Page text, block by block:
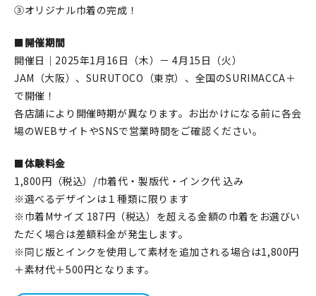
③オリジナル巾着の完成！
■開催期間
開催日｜2025年1月16日（木）－ 4月15日（火）
JAM（大阪）、SURUTOCO（東京）、全国のSURIMACCA＋
で開催！
各店舗により開催時期が異なります。お出かけになる前に各会
場のWEBサイトやSNSで営業時間をご確認ください。
■体験料金
1,800円（税込）/巾着代・製版代・インク代 込み
※選べるデザインは１種類に限ります
※巾着Mサイズ 187円（税込）を超える金額の巾着をお選びい
ただく場合は差額料金が発生します。
※同じ版とインクを使用して素材を追加される場合は1,800円
＋素材代＋500円となります。